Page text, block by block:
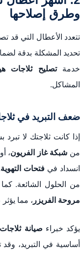
وطرق إصلاحها
تتعدد الأعطال التي قد
تحديد المشكلة بدقة
خدمةتصليح ثلاجات
المشاكل.
ضعف التبريد في
إذا كانت ثلاجتك لا
من شبكة غاز الفريون،
انسداد في فتحات التهوية
من الحلول الشائعة.
مروحة الفريزر ، مما
يؤكد خبراء صيانة